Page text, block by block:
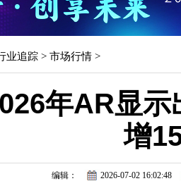
业追踪 > 市场行情 >
年AR显
增
编辑： 2026-07-02 16:02:48